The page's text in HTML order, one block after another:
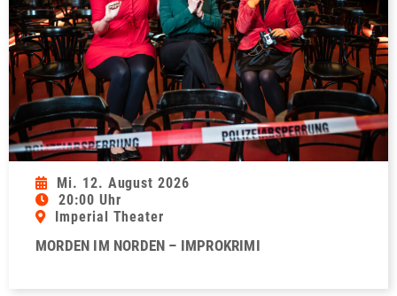
Mi. 12. August 2026
20:00 Uhr
Imperial Theater
MORDEN IM NORDEN – IMPROKRIMI